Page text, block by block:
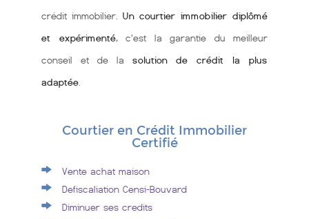
crédit immobilier. Un courtier immobilier diplômé
et expérimenté, c'est la garantie du meilleur
conseil et de la solution de crédit la plus
adaptée
Courtier en Crédit Immobilier
Certifié
Vente achat maison
Defiscaliation Censi-Bouvard
Diminuer ses credits